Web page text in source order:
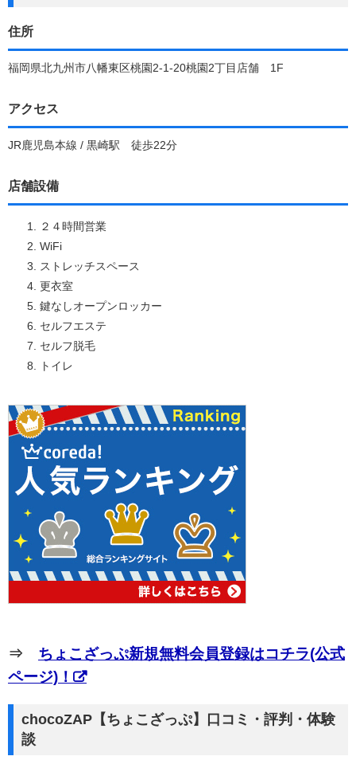
住所
福岡県北九州市八幡東区桃園2-1-20桃園2丁目店舗 1F
アクセス
JR鹿児島本線 / 黒崎駅 徒歩22分
店舗設備
２４時間営業
WiFi
ストレッチスペース
更衣室
鍵なしオープンロッカー
セルフエステ
セルフ脱毛
トイレ
⇒ ちょこざっぷ新規無料会員登録はコチラ(公式
ページ)！
chocoZAP【ちょこざっぷ】口コミ・評判・体験
談